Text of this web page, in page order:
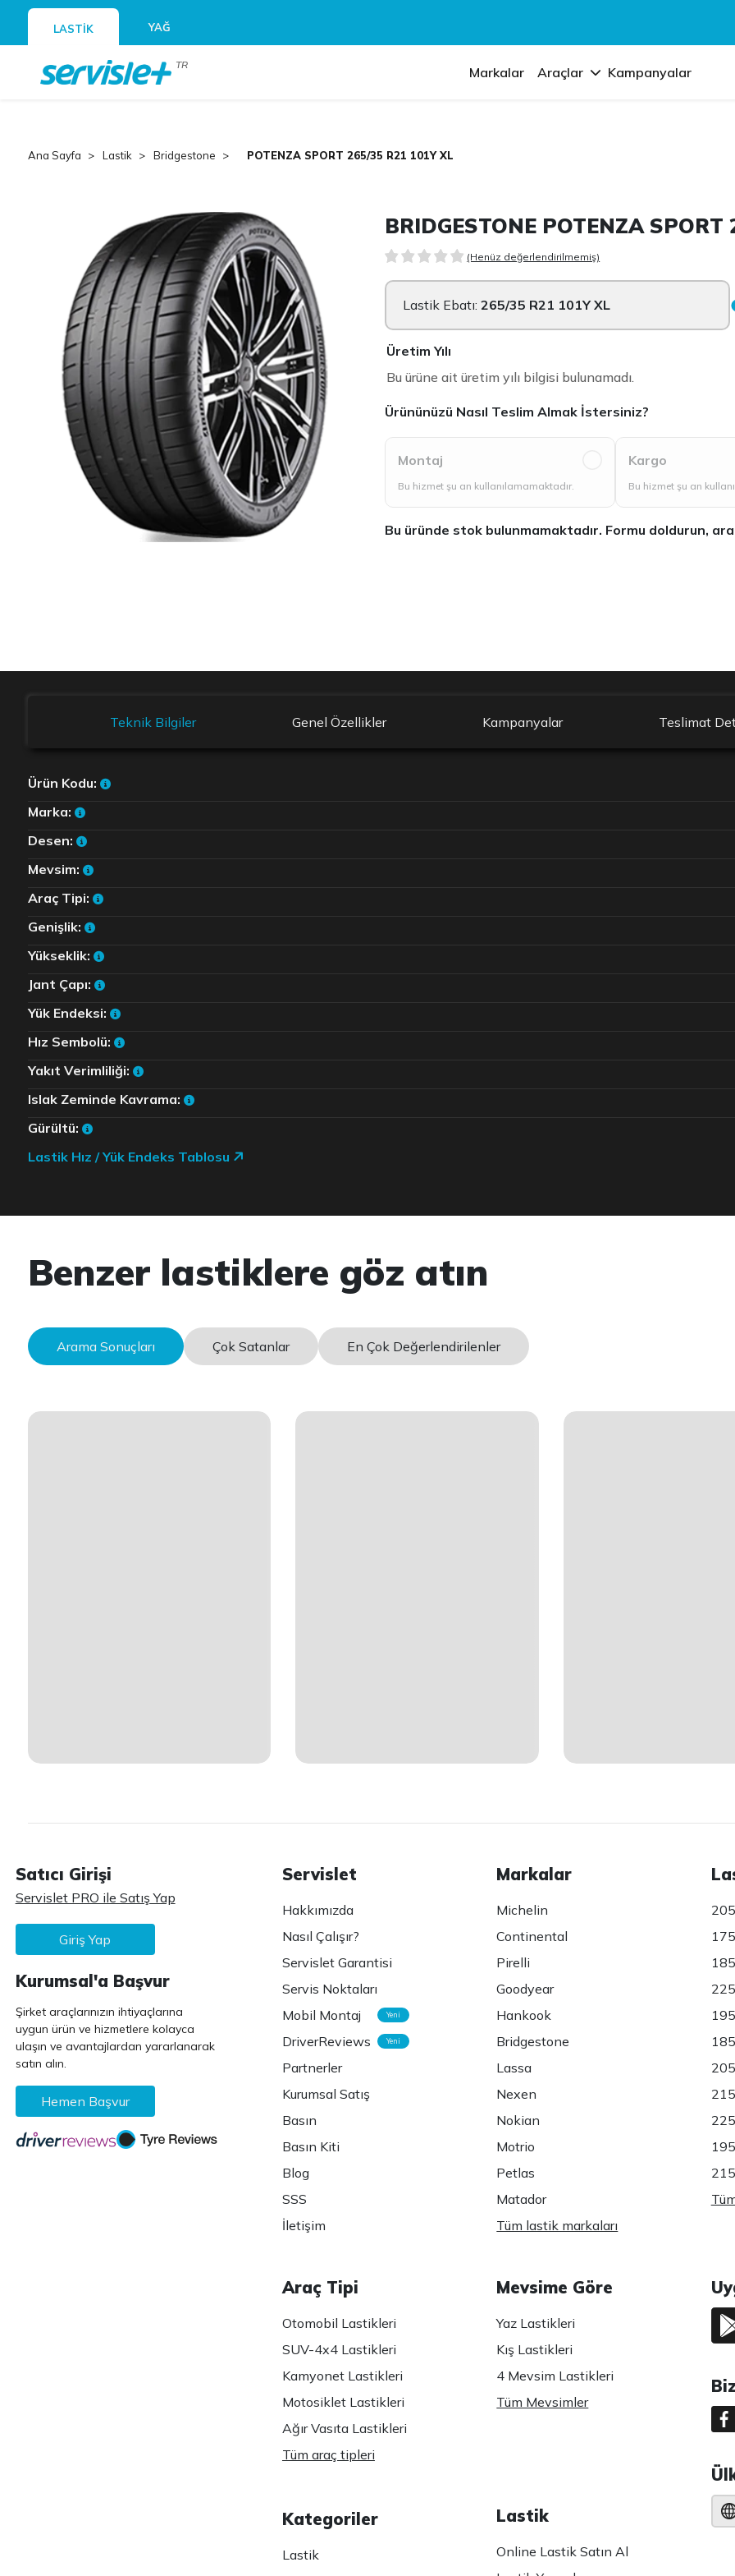
LASTİK YAĞ
TR Markalar Araçlar Kampanyalar
Ana Sayfa Lastik Bridgestone POTENZA SPORT 265/35 R21 101Y XL
BRIDGESTONE POTENZA
(Henüz değerlendirilmemiş)
Lastik Ebatı:265/35 R21 101Y XL
Üretim Yılı
Bu ürüne ait üretim yılı bilgisi bulunamadı.
Ürününüzü Nasıl Teslim Almak İstersiniz?
Montaj
Bu hizmet şu an kullanılamamaktadır.
Kargo
Bu hizmet şu an
Bu üründe stok bulunmamaktadır. Formu doldurun,
Teknik Bilgiler Genel Özellikler Kampanyalar Teslimat
Ürün Kodu:
Marka:
Desen:
Mevsim:
Araç Tipi:
Genişlik:
Yükseklik:
Jant Çapı:
Yük Endeksi:
Hız Sembolü:
Yakıt Verimliliği:
Islak Zeminde Kavrama:
Gürültü:
Lastik Hız / Yük Endeks Tablosu
Benzer lastiklere göz atın
Arama Sonuçları Çok Satanlar En Çok Değerlendirilenler
Satıcı Girişi
Servislet PRO ile Satış Yap
Giriş Yap
Kurumsal'a Başvur
Şirket araçlarınızın ihtiyaçlarına
uygun ürün ve hizmetlere kolayca
ulaşın ve avantajlardan yararlanarak
satın alın.
Hemen Başvur
Servislet
Hakkımızda
Nasıl Çalışır?
Servislet Garantisi
Servis Noktaları
Mobil Montaj
Yeni
DriverReviews Yeni
Partnerler
Kurumsal Satış
Basın
Basın Kiti
Blog
SSS
İletişim
Markalar
Michelin
Continental
Pirelli
Goodyear
Hankook
Bridgestone
Lassa
Nexen
Nokian
Motrio
Petlas
Matador
Tüm lastik markaları
Araç Tipi
Otomobil Lastikleri
SUV-4x4 Lastikleri
Kamyonet Lastikleri
Motosiklet Lastikleri
Ağır Vasıta Lastikleri
Tüm araç tipleri
Kategoriler
Lastik
Mevsime Göre
Yaz Lastikleri
Kış Lastikleri
4 Mevsim Lastikleri
Tüm Mevsimler
Lastik
Online Lastik Satın Al